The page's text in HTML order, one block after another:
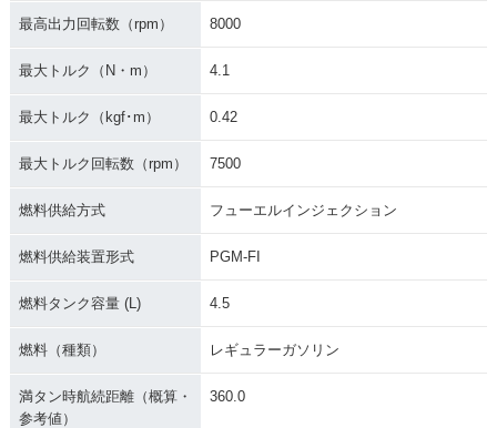
最高出力回転数（rpm） 8000
最大トルク（N・m） 4.1
最大トルク（kgf･m） 0.42
最大トルク回転数（rpm） 7500
燃料供給方式 フューエルインジェクション
燃料供給装置形式 PGM-FI
燃料タンク容量 (L) 4.5
燃料（種類） レギュラーガソリン
満タン時航続距離（概算・
参考値）
360.0